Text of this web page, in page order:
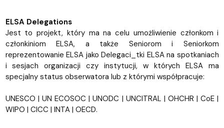
ELSA Delegations
Jest to projekt, który ma na celu umożliwienie członkom i
członkiniom ELSA, a także Seniorom i Seniorkom
reprezentowanie ELSA jako Delegaci_tki ELSA na spotkaniach
i sesjach organizacji czy instytucji, w których ELSA ma
specjalny status obserwatora lub z którymi współpracuje:
UNESCO | UN ECOSOC | UNODC | UNCITRAL | OHCHR | CoE |
WIPO | CICC | INTA | OECD.